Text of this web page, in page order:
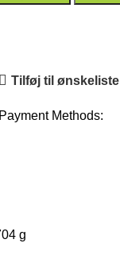
Tilføj til ønskeliste
Payment Methods:
g